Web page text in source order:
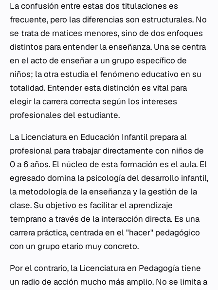
La confusión entre estas dos titulaciones es
frecuente, pero las diferencias son estructurales. No
se trata de matices menores, sino de dos enfoques
distintos para entender la enseñanza. Una se centra
en el acto de enseñar a un grupo específico de
niños; la otra estudia el fenómeno educativo en su
totalidad. Entender esta distinción es vital para
elegir la carrera correcta según los intereses
profesionales del estudiante.
La Licenciatura en Educación Infantil prepara al
profesional para trabajar directamente con niños de
0 a 6 años. El núcleo de esta formación es el aula. El
egresado domina la psicología del desarrollo infantil,
la metodología de la enseñanza y la gestión de la
clase. Su objetivo es facilitar el aprendizaje
temprano a través de la interacción directa. Es una
carrera práctica, centrada en el "hacer" pedagógico
con un grupo etario muy concreto.
Por el contrario, la Licenciatura en Pedagogía tiene
un radio de acción mucho más amplio. No se limita a